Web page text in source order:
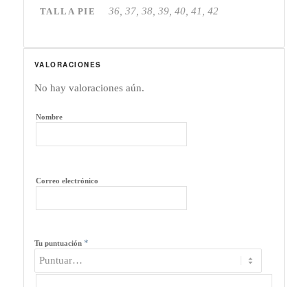
TALLA PIE 36, 37, 38, 39, 40, 41, 42
VALORACIONES
No hay valoraciones aún.
Nombre
Correo electrónico
Tu puntuación *